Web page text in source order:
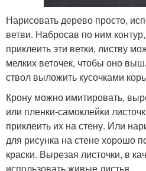
Нарисовать дерево просто,
ветви. Набросав по ним
приклеить эти ветки, листву
мелких веточек, чтобы оно
ствол выложить кусочками
Крону можно имитировать,
или пленки-самоклейки
приклеить их на стену. Или
для рисунка на стене хорошо
краски. Вырезая листочки, в